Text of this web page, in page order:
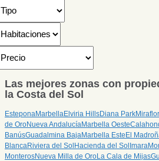
Las mejores zonas con
la Costa del Sol
EsteponaMarbellaElviria HillsDiana Park
de OroNueva AndalucíaMarbella Oeste
BanúsGuadalmina BajaMarbella EsteEl
BlancaRiviera del SolHacienda del SolImara
MonterosNueva Milla de OroLa Cala de Mijas